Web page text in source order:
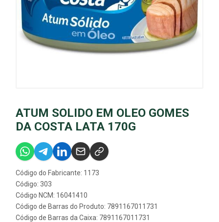
ATUM SOLIDO EM OLEO GOMES
DA COSTA LATA 170G
Código do Fabricante: 1173
Código: 303
Código NCM: 16041410
Código de Barras do Produto: 7891167011731
Código de Barras da Caixa: 7891167011731